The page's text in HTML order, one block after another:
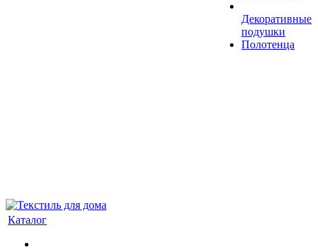
Декоративные
подушки
Полотенца
Каталог